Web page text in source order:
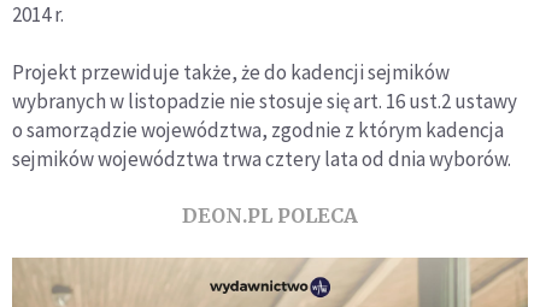
2014 r.
Projekt przewiduje także, że do kadencji sejmików
wybranych w listopadzie nie stosuje się art. 16 ust.2 ustawy
o samorządzie województwa, zgodnie z którym kadencja
sejmików województwa trwa cztery lata od dnia wyborów.
DEON.PL POLECA